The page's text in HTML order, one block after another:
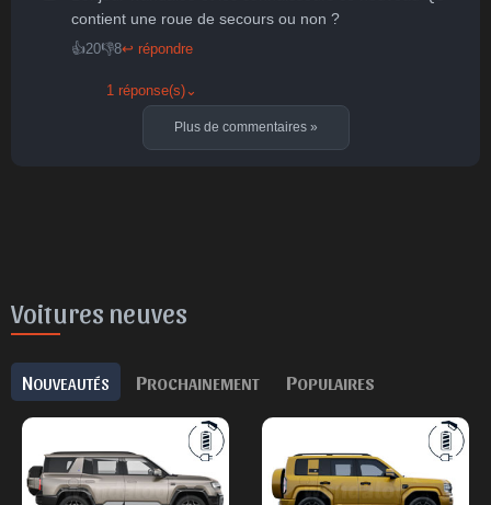
contient une roue de secours ou non ?
👍20👎8↩ répondre
1 réponse(s) ⌄
Plus de commentaires »
Voitures neuves
NOUVEAUTÉS PROCHAINEMENT POPULAIRES